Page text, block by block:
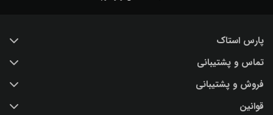
پارس استاک
خرید عکس با کیفیت
درباره ما
پرسش و پاسخ
تماس و پشتیبانی
تماس با ما
فروش و پشتیبانی
(IR) 021 28428845
قوانین